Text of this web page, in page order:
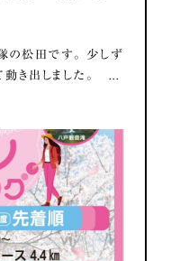
松田です。 少しず
動き出しました。 ...